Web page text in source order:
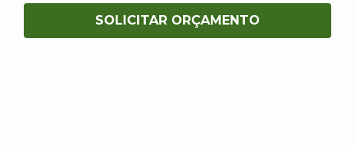
SOLICITAR ORÇAMENTO